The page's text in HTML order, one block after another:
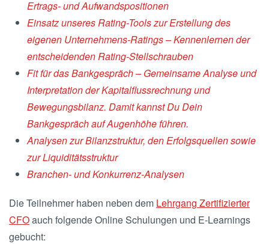
Ertrags- und Aufwandspositionen
Einsatz unseres Rating-Tools zur Erstellung des
eigenen Unternehmens-Ratings – Kennenlernen der
entscheidenden Rating-Stellschrauben
Fit für das Bankgespräch – Gemeinsame Analyse und
Interpretation der Kapitalflussrechnung und
Bewegungsbilanz. Damit kannst Du Dein
Bankgesprächauf Augenhöhe führen.
Analysen zur Bilanzstruktur, den Erfolgsquellen sowie
zur Liquiditätsstruktur
Branchen- und Konkurrenz-Analysen
Die Teilnehmer haben neben dem Lehrgang Zertifizierter
CFOauch folgende Online Schulungen und E-Learnings
gebucht: